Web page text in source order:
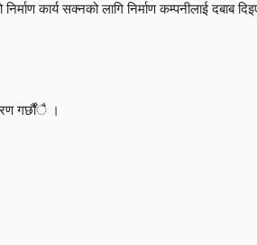
कार्य सक्नको लागि निर्माण कम्पनीलाई
गर्छौंै ।